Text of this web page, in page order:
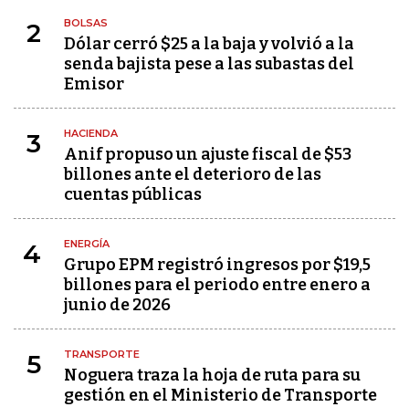
2 BOLSAS
Dólar cerró $25 a la baja y volvió a la
senda bajista pese a las subastas del
Emisor
3 HACIENDA
Anif propuso un ajuste fiscal de $53
billones ante el deterioro de las
cuentas públicas
4 ENERGÍA
Grupo EPM registró ingresos por $19,5
billones para el periodo entre enero a
junio de 2026
5 TRANSPORTE
Noguera traza la hoja de ruta para su
gestión en el Ministerio de Transporte